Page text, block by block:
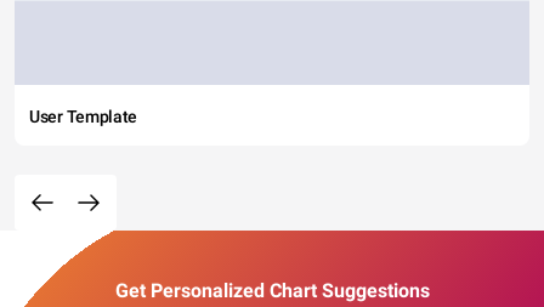
User Template
Get Personalized Chart Suggestions